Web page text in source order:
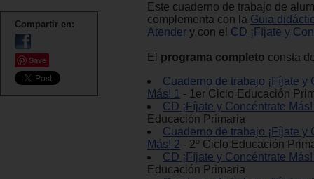
Compartir en:
Save
Este cuaderno de trabajo de
complementa con la Guia
Atender y con el CD ¡Fíjate y
El programa completo consta
Cuaderno de trabajo ¡Fíjate y
Más! 1 - 1er Ciclo Educación
CD ¡Fíjate y Concéntrate
Educación Primaria
Cuaderno de trabajo ¡Fíjate y
Más! 2 - 2º Ciclo Educación
CD ¡Fíjate y Concéntrate
Educación Primaria